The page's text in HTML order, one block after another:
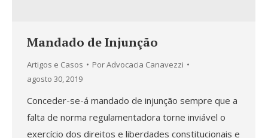
Mandado de Injunção
Artigos e Casos PorAdvocacia Canavezzi
agosto 30, 2019
Conceder-se-á mandado de injunção sempre que a
falta de norma regulamentadora torne inviável o
exercício dos direitos e liberdades constitucionais e